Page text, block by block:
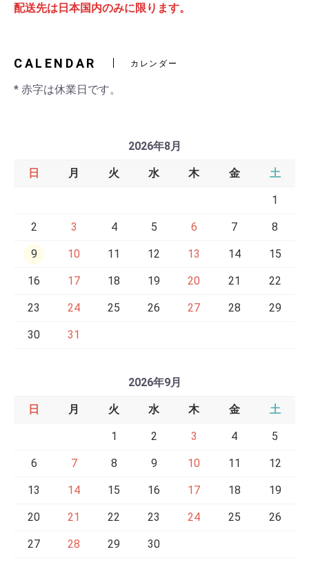
配送先は日本国内のみに限ります。
CALENDAR カレンダー
* 赤字は休業日です。
2026年8月
日 月 火 水 木 金 土
1
2 3 4 5 6 7 8
9 10 11 12 13 14 15
16 17 18 19 20 21 22
23 24 25 26 27 28 29
30 31
2026年9月
日 月 火 水 木 金 土
1 2 3 4 5
6 7 8 9 10 11 12
13 14 15 16 17 18 19
20 21 22 23 24 25 26
27 28 29 30